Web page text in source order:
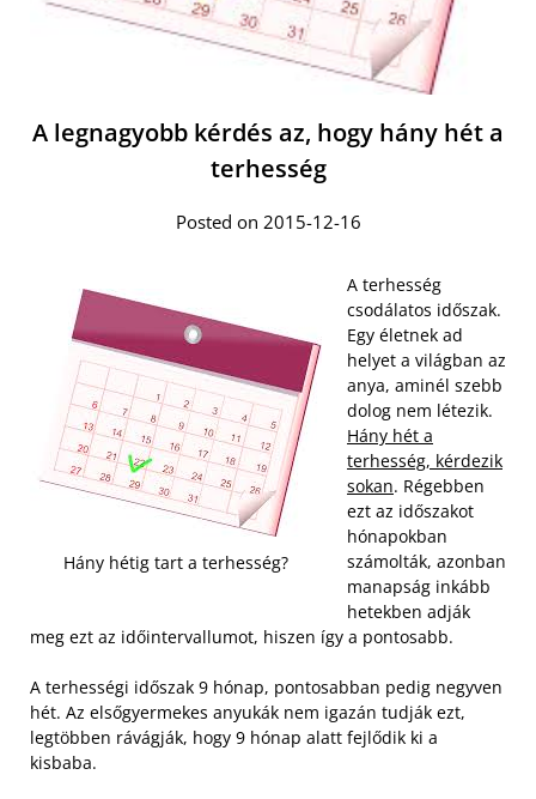
A legnagyobb kérdés az, hogy hány hét a
terhesség
Posted on 2015-12-16
Hány hétig tart a terhesség?
A terhesség
csodálatos időszak.
Egy életnek ad
helyet a világban az
anya, aminél szebb
dolog nem létezik.
Hány hét a
terhesség, kérdezik
sokan. Régebben
ezt az időszakot
hónapokban
számolták, azonban
manapság inkább
hetekben adják
meg ezt az időintervallumot, hiszen így a pontosabb.
A terhességi időszak 9 hónap, pontosabban pedig negyven
hét. Az elsőgyermekes anyukák nem igazán tudják ezt,
legtöbben rávágják, hogy 9 hónap alatt fejlődik ki a
kisbaba.